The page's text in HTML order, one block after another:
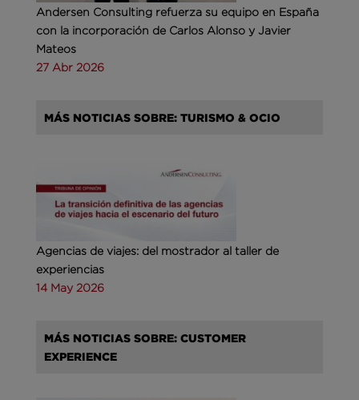
Andersen Consulting refuerza su equipo en España
con la incorporación de Carlos Alonso y Javier
Mateos
27 Abr 2026
MÁS NOTICIAS SOBRE: TURISMO & OCIO
Agencias de viajes: del mostrador al taller de
experiencias
14 May 2026
MÁS NOTICIAS SOBRE: CUSTOMER
EXPERIENCE